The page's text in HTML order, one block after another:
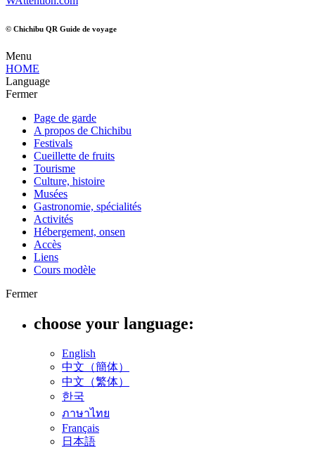
© Chichibu QR Guide de voyage
Menu
HOME
Language
Fermer
Page de garde
A propos de Chichibu
Festivals
Cueillette de fruits
Tourisme
Culture, histoire
Musées
Gastronomie, spécialités
Activités
Hébergement, onsen
Accès
Liens
Cours modèle
Fermer
choose your language:
English
中文（簡体）
中文（繁体）
한국
ภาษาไทย
Français
日本語